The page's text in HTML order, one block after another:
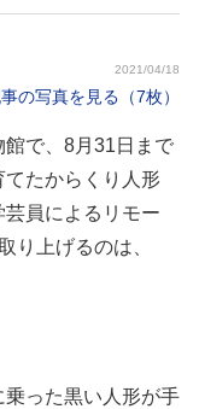
2021/04/18
の写真を見る（7枚）
で、8月31日まで
てたからくり人形
員によるリモー
り上げるのは、
った黒い人形が手